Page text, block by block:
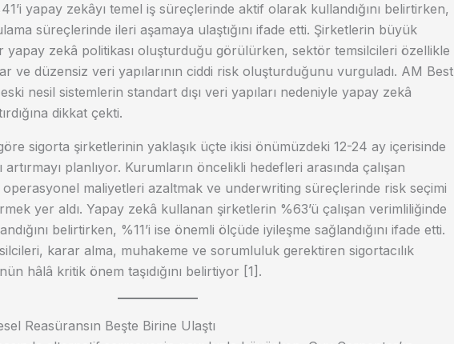
yapay zekâyı temel iş süreçlerinde aktif olarak kullandığını belirtirken,
süreçlerinde ileri aşamaya ulaştığını ifade etti. Şirketlerin büyük
zekâ politikası oluşturduğu görülürken, sektör temsilcileri özellikle
ve düzensiz veri yapılarının ciddi risk oluşturduğunu vurguladı. AM Best
nesil sistemlerin standart dışı veri yapıları nedeniyle yapay zekâ
dikkat çekti.
sigorta şirketlerinin yaklaşık üçte ikisi önümüzdeki 12-24 ay içerisinde
artırmayı planlıyor. Kurumların öncelikli hedefleri arasında çalışan
maliyetleri azaltmak ve underwriting süreçlerinde risk seçimi
yer aldı. Yapay zekâ kullanan şirketlerin %63’ü çalışan verimliliğinde
belirtirken, %11’i ise önemli ölçüde iyileşme sağlandığını ifade etti.
karar alma, muhakeme ve sorumluluk gerektiren sigortacılık
hâlâ kritik önem taşıdığını belirtiyor [1].
Reasüransın Beşte Birine Ulaştı